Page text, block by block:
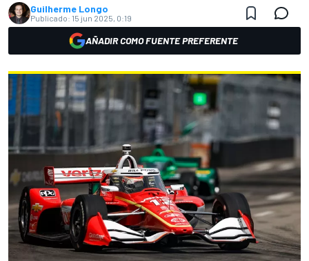
Guilherme Longo
Publicado: 15 jun 2025, 0:19
AÑADIR COMO FUENTE PREFERENTE